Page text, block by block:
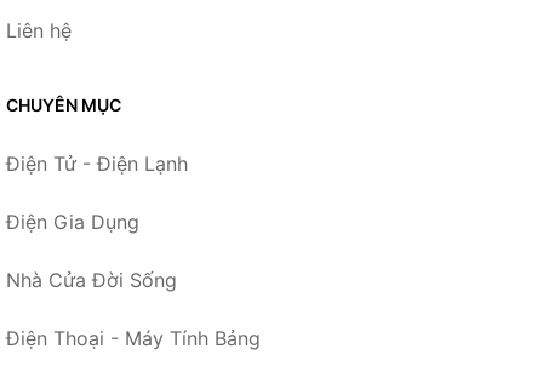
Liên hệ
CHUYÊN MỤC
Điện Tử - Điện Lạnh
Điện Gia Dụng
Nhà Cửa Đời Sống
Điện Thoại - Máy Tính Bảng